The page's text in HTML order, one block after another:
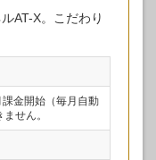
AT-X。こだわり
金開始（毎月自動
せん。